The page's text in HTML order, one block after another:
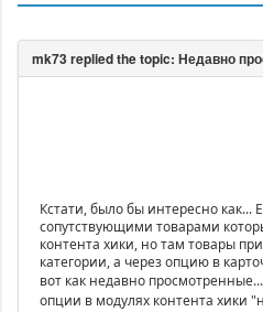
Кстати, было бы интересно как...
сопутствующими товарами
контента хики, но там товары
категории, а через опцию в
вот как недавно
опции в модулях контента хики